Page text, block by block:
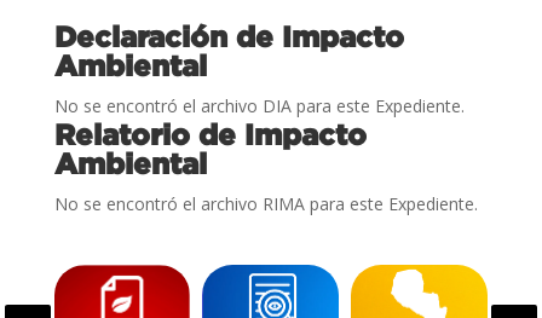
Declaración de Impacto
Ambiental
No se encontró el archivo DIA para este Expediente.
Relatorio de Impacto
Ambiental
No se encontró el archivo RIMA para este Expediente.